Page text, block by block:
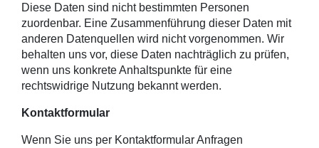
Diese Daten sind nicht bestimmten Personen
zuordenbar. Eine Zusammenführung dieser Daten mit
anderen Datenquellen wird nicht vorgenommen. Wir
behalten uns vor, diese Daten nachträglich zu prüfen,
wenn uns konkrete Anhaltspunkte für eine
rechtswidrige Nutzung bekannt werden.
Kontaktformular
Wenn Sie uns per Kontaktformular Anfragen